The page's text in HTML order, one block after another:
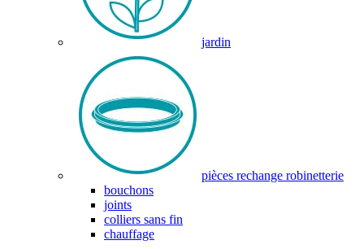
jardin
pièces rechange robinetterie
bouchons
joints
colliers sans fin
chauffage